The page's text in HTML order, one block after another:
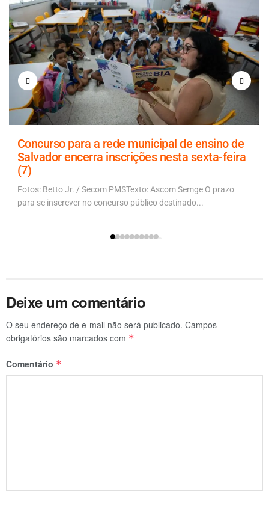
Concurso para a rede municipal de ensino de
Salvador encerra inscrições nesta sexta-feira
(7)
Fotos: Betto Jr. / Secom PMSTexto: Ascom Semge O prazo
para se inscrever no concurso público destinado...
Deixe um comentário
O seu endereço de e-mail não será publicado. Campos
obrigatórios são marcados com *
Comentário *